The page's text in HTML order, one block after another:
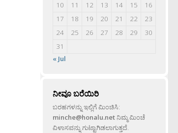
10
11 12 13 14 15
16
17
18 19 20 21 22
23
24
25 26 27 28 29
30
31
« Jul
ನೀವೂ ಬರೆಯಿರಿ
ಬರಹಗಳನ್ನು ಇಲ್ಲಿಗೆ ಮಿಂಚಿಸಿ:
minche@honalu.netನಿಮ್ಮ ಮಿಂಚೆ
ವಿಳಾಸವನ್ನು ಗುಟ್ಟಾಗಿಡಲಾಗುತ್ತದೆ.